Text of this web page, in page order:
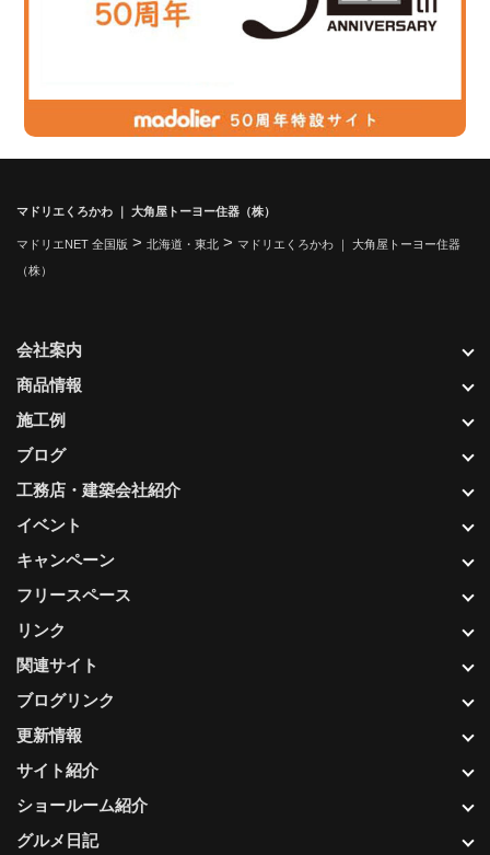
マドリエくろかわ ｜ 大角屋トーヨー住器（株）
マドリエNET 全国版 > 北海道・東北 > マドリエくろかわ ｜ 大角屋トーヨー住器
（株）
更新情報
サイト紹介
ショールーム紹介
グルメ日記
会社案内
商品情報
施工例
ブログ
工務店・建築会社紹介
イベント
キャンペーン
フリースペース
リンク
関連サイト
ブログリンク